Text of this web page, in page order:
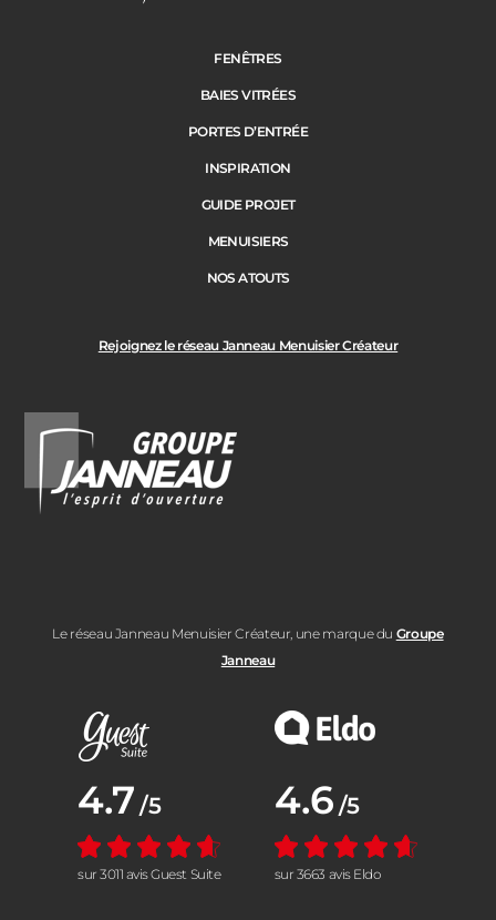
Rejoignez le réseau Janneau Menuisier Créateur
Le réseau Janneau Menuisier Créateur, une marque du Groupe
Janneau
FENÊTRES
BAIES VITRÉES
PORTES D’ENTRÉE
INSPIRATION
GUIDE PROJET
MENUISIERS
NOS ATOUTS
Note moyenne :
4.7 /5
sur 3011 avis Guest Suite
Note moyenne :
4.6 /5
sur 3663 avis Eldo